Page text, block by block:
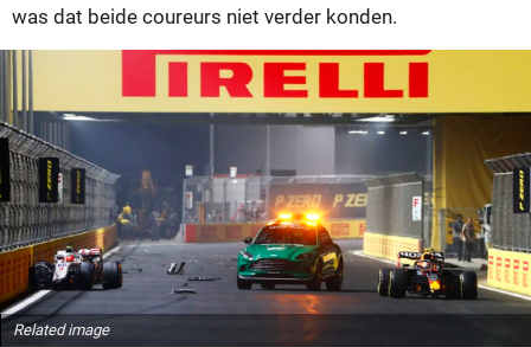
was dat beide coureurs niet verder konden.
Related image